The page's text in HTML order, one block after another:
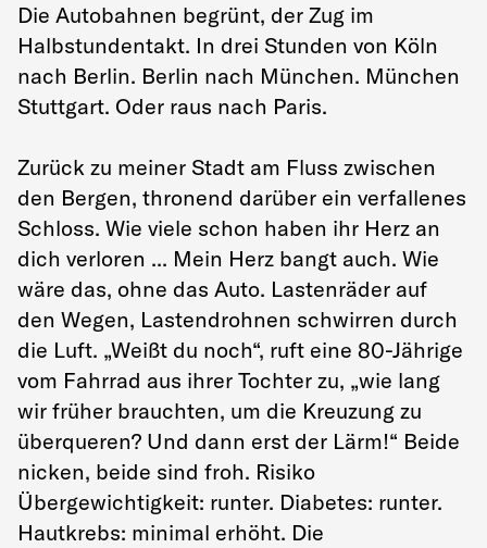
Die Autobahnen begrünt, der Zug im
Halbstundentakt. In drei Stunden von Köln
nach Berlin. Berlin nach München. München
Stuttgart. Oder raus nach Paris.
Zurück zu meiner Stadt am Fluss zwischen
den Bergen, thronend darüber ein verfallenes
Schloss. Wie viele schon haben ihr Herz an
dich verloren ... Mein Herz bangt auch. Wie
wäre das, ohne das Auto. Lastenräder auf
den Wegen, Lastendrohnen schwirren durch
die Luft. „Weißt du noch“, ruft eine 80-Jährige
vom Fahrrad aus ihrer Tochter zu, „wie lang
wir früher brauchten, um die Kreuzung zu
überqueren? Und dann erst der Lärm!“ Beide
nicken, beide sind froh. Risiko
Übergewichtigkeit: runter. Diabetes: runter.
Hautkrebs: minimal erhöht. Die